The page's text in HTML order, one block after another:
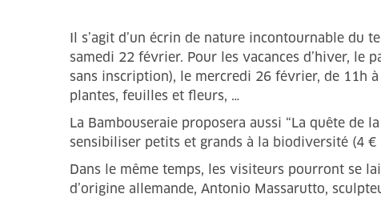
Il s’agit d’un écrin de nature incontournable du
samedi 22 février. Pour les vacances d’hiver, le
sans inscription), le mercredi 26 février, de 11h
plantes, feuilles et fleurs, …
La Bambouseraie proposera aussi “La quête de
sensibiliser petits et grands à la biodiversité (4
Dans le même temps, les visiteurs pourront se
d’origine allemande, Antonio Massarutto,